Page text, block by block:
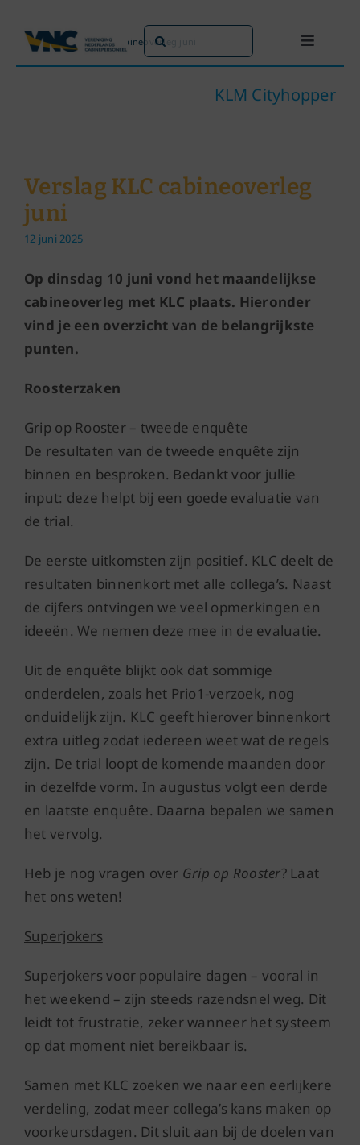
naar
inhoud
Toggle
Dossiers
Maatschappijen
Word lid!
Zoeken
naar:
Home» Verslag KLC cabineoverleg juni
KLM Cityhopper
Verslag KLC cabineoverleg
juni
12 juni 2025
Op dinsdag 10 juni vond het maandelijkse
cabineoverleg met KLC plaats. Hieronder
vind je een overzicht van de belangrijkste
punten.
Roosterzaken
Grip op Rooster – tweede enquête
De resultaten van de tweede enquête zijn
binnen en besproken. Bedankt voor jullie
input: deze helpt bij een goede evaluatie van
de trial.
De eerste uitkomsten zijn positief. KLC deelt de
resultaten binnenkort met alle collega’s. Naast
de cijfers ontvingen we veel opmerkingen en
ideeën. We nemen deze mee in de evaluatie.
Uit de enquête blijkt ook dat sommige
onderdelen, zoals het Prio1-verzoek, nog
onduidelijk zijn. KLC geeft hierover binnenkort
extra uitleg zodat iedereen weet wat de regels
zijn. De trial loopt de komende maanden door
in dezelfde vorm. In augustus volgt een derde
en laatste enquête. Daarna bepalen we samen
het vervolg.
Heb je nog vragen over Grip op Rooster? Laat
het ons weten!
Superjokers
Superjokers voor populaire dagen – vooral in
het weekend – zijn steeds razendsnel weg. Dit
leidt tot frustratie, zeker wanneer het systeem
op dat moment niet bereikbaar is.
Samen met KLC zoeken we naar een eerlijkere
verdeling, zodat meer collega’s kans maken op
voorkeursdagen. Dit sluit aan bij de doelen van